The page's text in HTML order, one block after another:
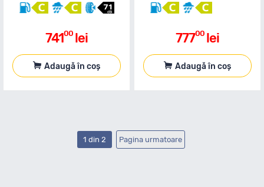
74100 lei
Adaugă în coș
77700 lei
Adaugă în coș
1 din 2 Pagina urmatoare